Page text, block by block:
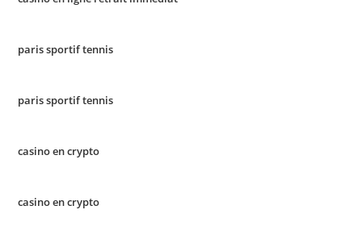
paris sportif tennis
paris sportif tennis
casino en crypto
casino en crypto